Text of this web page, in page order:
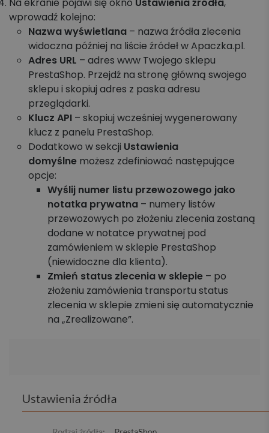
wprowadź kolejno:
Nazwa wyświetlana – nazwa źródła zlecenia
widoczna później na liście źródeł w Apaczka.pl.
Adres URL – adres www Twojego sklepu
PrestaShop. Przejdź na stronę główną swojego
sklepu i skopiuj adres z paska adresu
przeglądarki.
Klucz API – skopiuj wcześniej wygenerowany
klucz z panelu PrestaShop.
Dodatkowo w sekcji Ustawienia
domyślne możesz zdefiniować następujące
opcje:
Wyślij numer listu przewozowego jako
notatka prywatna – numery listów
przewozowych po złożeniu zlecenia zostaną
dodane w notatce prywatnej pod
zamówieniem w sklepie PrestaShop
(niewidoczne dla klienta).
Zmień status zlecenia w sklepie – po
złożeniu zamówienia transportu status
zlecenia w sklepie zmieni się automatycznie
na „Zrealizowane”.